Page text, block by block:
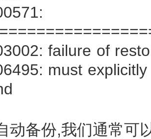
failure of
must
动备份,我们通常可